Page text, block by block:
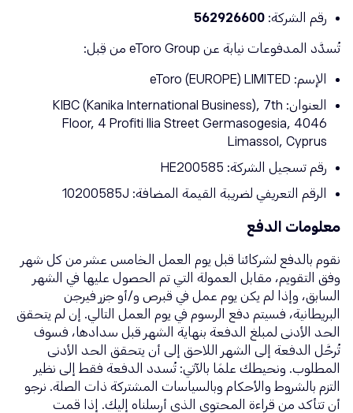
رقم الشركة: 562926600
تُسدَّد المدفوعات نيابة عن eToro Group من قِبل:
الإسم: eToro (EUROPE) LIMITED
العنوان: KIBC (Kanika International Business), 7th
Floor, 4 Profiti llia Street Germasogesia, 4046
Limassol, Cyprus
رقم تسجيل الشركة: HE200585
الرقم التعريفي لضريبة القيمة المضافة: 10200585J
معلومات الدفع
نقوم بالدفع لشركائنا قبل يوم العمل الخامس عشر من كل شهر
وفق التقويم، مقابل العمولة التي تم الحصول عليها في الشهر
السابق، وإذا لم يكن يوم عمل في قبرص و/أو جزر فيرجن
البريطانية، فسيتم دفع الرسوم في يوم العمل التالي. إن لم يتحقق
الحد الأدنى لمبلغ الدفعة بنهاية الشهر قبل سدادها، فسوف
تُرحَّل الدفعة إلى الشهر اللاحق إلى أن يتحقق الحد الأدنى
المطلوب. ونحيطك علمًا بالآتي: تُسدد الدفعة فقط إلى نظير
التزم بالشروط والأحكام وبالسياسات المشتركة ذات الصلة. نرجو
أن تتأكد من قراءة المحتوى الذي أرسلناه إليك. إذا قمت